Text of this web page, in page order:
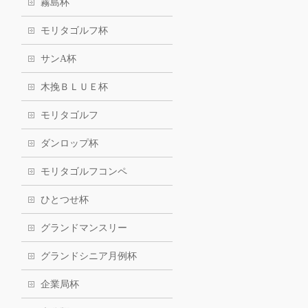
霧島杯
モリタゴルフ杯
サンA杯
木挽ＢＬＵＥ杯
モリタゴルフ
ダンロップ杯
モリタゴルフコンペ
ひとつせ杯
グランドマンスリー
グランドシニア月例杯
企業局杯